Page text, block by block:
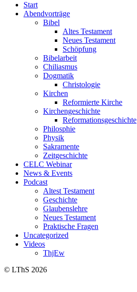
Start
Abendvorträge
Bibel
Altes Testament
Neues Testament
Schöpfung
Bibelarbeit
Chiliasmus
Dogmatik
Christologie
Kirchen
Reformierte Kirche
Kirchengeschichte
Reformationsgeschichte
Philosphie
Physik
Sakramente
Zeitgeschichte
CELC Webinar
News & Events
Podcast
Altest Testament
Geschichte
Glaubenslehre
Neues Testament
Praktische Fragen
Uncategorized
Videos
ThjEw
© LThS 2026